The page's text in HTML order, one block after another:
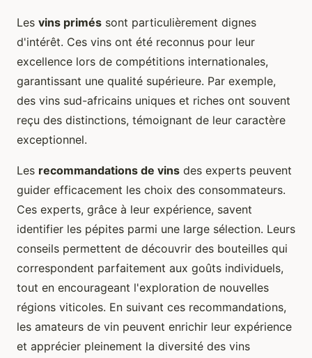
Les vins primés sont particulièrement dignes
d'intérêt. Ces vins ont été reconnus pour leur
excellence lors de compétitions internationales,
garantissant une qualité supérieure. Par exemple,
des vins sud-africains uniques et riches ont souvent
reçu des distinctions, témoignant de leur caractère
exceptionnel.
Les recommandations de vins des experts peuvent
guider efficacement les choix des consommateurs.
Ces experts, grâce à leur expérience, savent
identifier les pépites parmi une large sélection. Leurs
conseils permettent de découvrir des bouteilles qui
correspondent parfaitement aux goûts individuels,
tout en encourageant l'exploration de nouvelles
régions viticoles. En suivant ces recommandations,
les amateurs de vin peuvent enrichir leur expérience
et apprécier pleinement la diversité des vins